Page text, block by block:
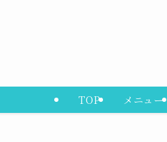
TOP メニュー